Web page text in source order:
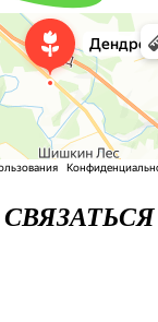
СВЯЗАТЬСЯ